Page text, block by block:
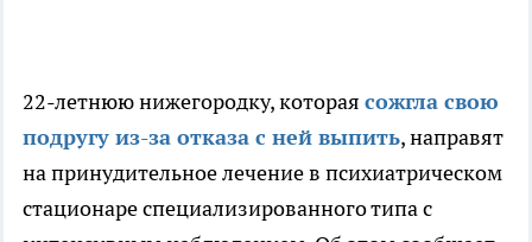
22-летнюю нижегородку, которая сожгла свою
подругу из-за отказа с ней выпить, направят
на принудительное лечение в психиатрическом
стационаре специализированного типа с